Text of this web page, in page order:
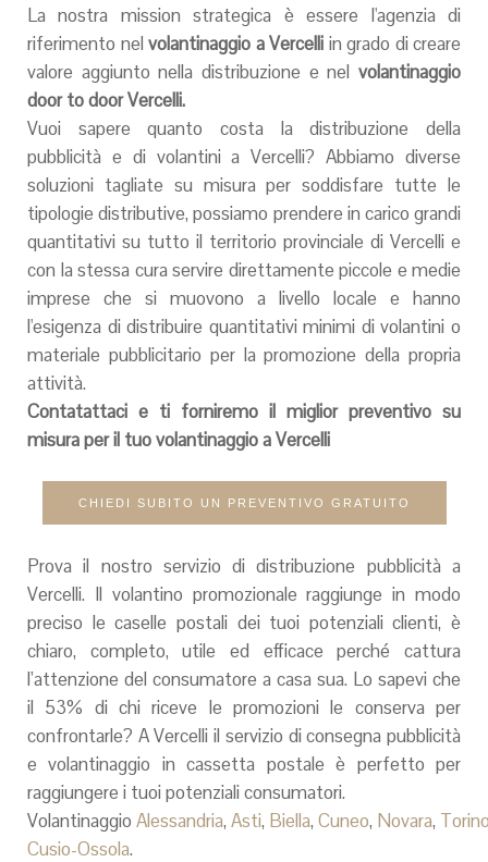
La nostra mission strategica è essere l'agenzia di
riferimento nel volantinaggio aVercelli in grado di creare
valore aggiunto nella distribuzione e nel volantinaggio
door to doorVercelli.
Vuoi sapere quanto costa la distribuzione della
pubblicità e di volantini a Vercelli? Abbiamo diverse
soluzioni tagliate su misura per soddisfare tutte le
tipologie distributive, possiamo prendere in carico grandi
quantitativi su tutto il territorio provinciale di Vercelli e
con la stessa cura servire direttamente piccole e medie
imprese che si muovono a livello locale e hanno
l'esigenza di distribuire quantitativi minimi di volantini o
materiale pubblicitario per la promozione della propria
attività.
Contatattaci e ti forniremo il miglior preventivo su
misura per il tuo volantinaggio a Vercelli
CHIEDI SUBITO UN PREVENTIVO GRATUITO
Prova il nostro servizio di distribuzione pubblicità a
Vercelli. Il volantino promozionale raggiunge in modo
preciso le caselle postali dei tuoi potenziali clienti, è
chiaro, completo, utile ed efficace perché cattura
l’attenzione del consumatore a casa sua. Lo sapevi che
il 53% di chi riceve le promozioni le conserva per
confrontarle? A Vercelli il servizio di consegna pubblicità
e volantinaggio in cassetta postale è perfetto per
raggiungere i tuoi potenziali consumatori.
Volantinaggio Alessandria, Asti, Biella, Cuneo, Novara,
Cusio-Ossola.